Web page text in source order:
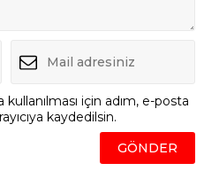
için adım, e-posta
kaydedilsin.